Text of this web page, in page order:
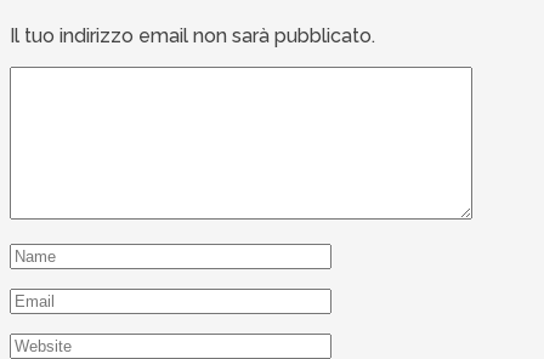
Il tuo indirizzo email non sarà pubblicato.